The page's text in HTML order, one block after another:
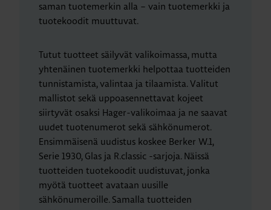
saman tuotemerkin alla – vain tuotemerkki ja
tuotekoodit muuttuvat.
Tutut tuotteet säilyvät valikoimassa, mutta
yhtenäinen tuotemerkki helpottaa tuotteiden
tunnistamista, valintaa ja tilaamista. Valitut
mallistot sekä uppoasennettavat kojeet
siirtyvät osaksi Hager-valikoimaa ja ne saavat
uudet tuotenumerot sekä sähkönumerot.
Ensimmäisenä uudistus koskee Berker W.1,
Serie 1930, Glas ja R.classic -sarjoja. Näissä
tuotteiden tuotekoodit uudistuvat, jonka
myötä tuotteet avataan uusille
sähkönumeroille. Samalla tuotteiden